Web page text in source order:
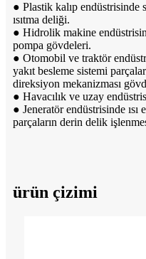
● Plastik kalıp
ısıtma deliği.
● Hidrolik makine
pompa gövdeleri.
● Otomobil ve traktör
yakıt besleme sistemi
direksiyon mekanizması
● Havacılık ve uzay
● Jeneratör endüstrisinde ısı
parçaların derin delik
ürün çizimi